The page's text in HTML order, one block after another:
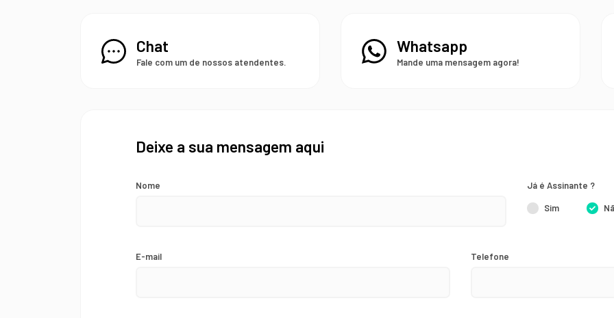
Chat
Fale com um de nossos atendentes.
Whatsapp
Mande uma mensagem agora!
Deixe a sua mensagem aqui
Nome Já é Assinante ?
Sim
E-mail Telefone